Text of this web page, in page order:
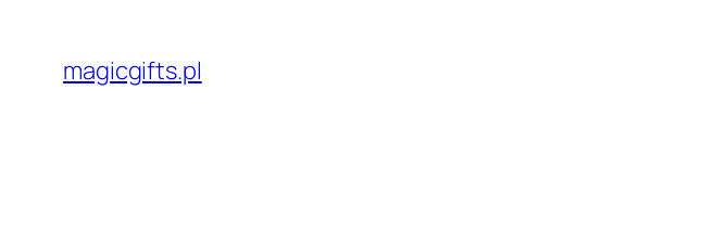
treści
magicgifts.pl